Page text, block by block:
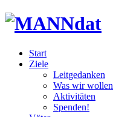
Start
Ziele
Leitgedanken
Was wir wollen
Aktivitäten
Spenden!